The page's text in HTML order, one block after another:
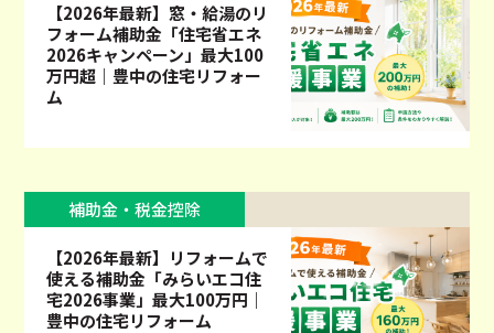
【2026年最新】窓・給湯のリ
フォーム補助金「住宅省エネ
2026キャンペーン」最大100
万円超｜豊中の住宅リフォー
ム
補助金・税金控除
【2026年最新】リフォームで
使える補助金「みらいエコ住
宅2026事業」最大100万円｜
豊中の住宅リフォーム